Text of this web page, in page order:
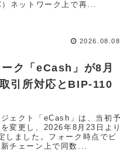
ネットワーク上で再...
2026.08.08
ク「eCash」が8月
引所対応とBIP-110
ェクト「eCash」は、当初予
変更し、2026年8月23日より
しました。フォーク時点でビ
チェーン上で同数...